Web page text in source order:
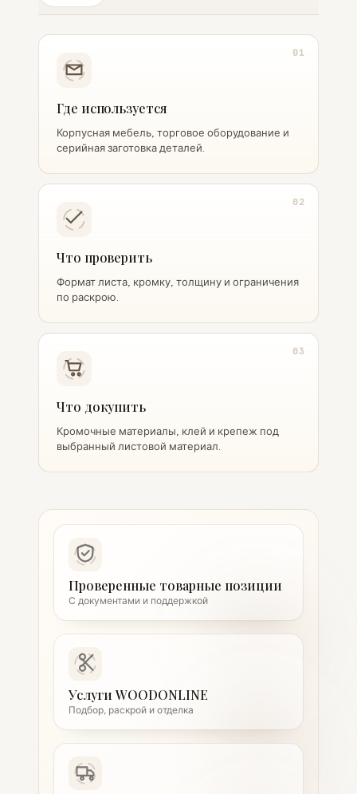
01
Где используется
Корпусная мебель, торговое оборудование и
серийная заготовка деталей.
02
Что проверить
Формат листа, кромку, толщину и ограничения
по раскрою.
03
Что докупить
Кромочные материалы, клей и крепеж под
выбранный листовой материал.
Проверенные товарные позиции
С документами и поддержкой
Услуги WOODONLINE
Подбор, раскрой и отделка